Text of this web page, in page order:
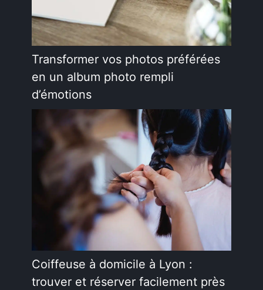
Transformer vos photos préférées
en un album photo rempli
d’émotions
Coiffeuse à domicile à Lyon :
trouver et réserver facilement près